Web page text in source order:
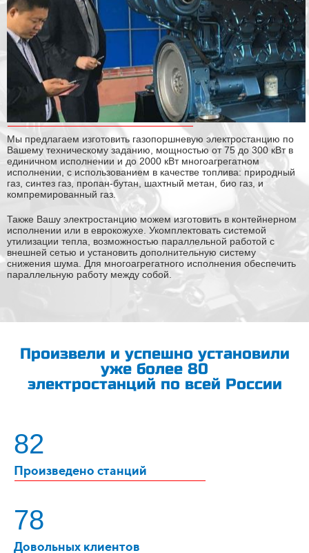
Мы предлагаем изготовить газопоршневую электростанцию по
Вашему техническому заданию, мощностью от 75 до 300 кВт в
единичном исполнении и до 2000 кВт многоагрегатном
исполнении, с использованием в качестве топлива: природный
газ, синтез газ, пропан-бутан, шахтный метан, био газ, и
компремированный газ.
Также Вашу электростанцию можем изготовить в контейнерном
исполнении или в еврокожухе. Укомплектовать системой
утилизации тепла, возможностью параллельной работой с
внешней сетью и установить дополнительную систему
снижения шума. Для многоагрегатного исполнения обеспечить
параллельную работу между собой.
Произвели и успешно установили
уже более 80
электростанций по всей России
82
Произведено станций
78
Довольных клиентов